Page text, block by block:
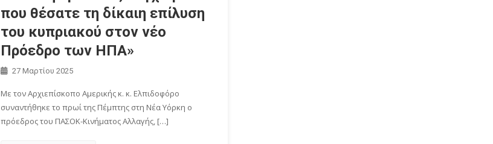
που θέσατε τη δίκαιη επίλυση
του κυπριακού στον νέο
Πρόεδρο των ΗΠΑ»
27 Μαρτίου 2025
Με τον Αρχιεπίσκοπο Αμερικής κ. κ. Ελπιδοφόρο
συναντήθηκε το πρωί της Πέμπτης στη Νέα Υόρκη ο
πρόεδρος του ΠΑΣΟΚ-Κινήματος Αλλαγής, […]